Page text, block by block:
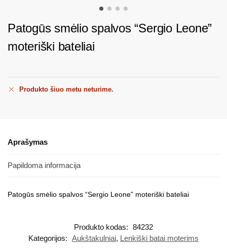
Patogūs smėlio spalvos “Sergio Leone”
moteriški bateliai
Produkto šiuo metu neturime.
Aprašymas
Papildoma informacija
Patogūs smėlio spalvos “Sergio Leone” moteriški bateliai
Produkto kodas: 84232
Kategorijos: Aukštakulniai, Lenkiški batai moterims